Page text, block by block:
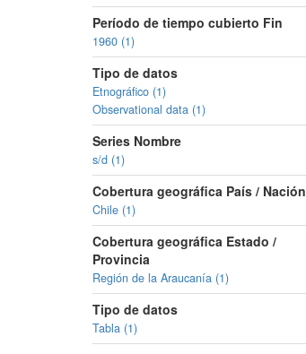
Período de tiempo cubierto Fin
1960 (1)
Tipo de datos
Etnográfico (1)
Observational data (1)
Series Nombre
s/d (1)
Cobertura geográfica País / Nación
Chile (1)
Cobertura geográfica Estado /
Provincia
Región de la Araucanía (1)
Tipo de datos
Tabla (1)